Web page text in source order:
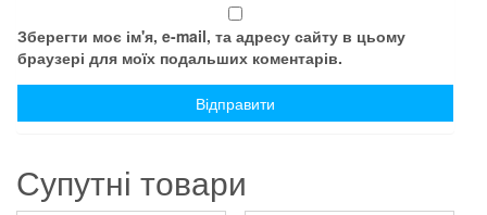
Зберегти моє ім'я, e-mail, та адресу сайту в цьому
браузері для моїх подальших коментарів.
Супутні товари